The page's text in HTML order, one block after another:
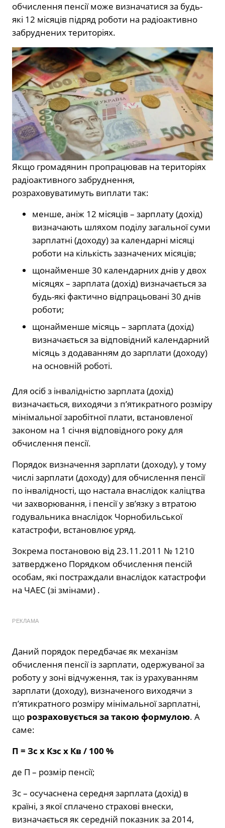
обчислення пенсії може визначатися за будь-
які 12 місяців підряд роботи на радіоактивно
забруднених територіях.
Якщо громадянин пропрацював на територіях
радіоактивного забруднення,
розраховуватимуть виплати так:
менше, аніж 12 місяців – зарплату (дохід)
визначають шляхом поділу загальної суми
зарплатні (доходу) за календарні місяці
роботи на кількість зазначених місяців;
щонайменше 30 календарних днів у двох
місяцях – зарплата (дохід) визначається за
будь-які фактично відпрацьовані 30 днів
роботи;
щонайменше місяць – зарплата (дохід)
визначається за відповідний календарний
місяць з додаванням до зарплати (доходу)
на основній роботі.
Для осіб з інвалідністю зарплата (дохід)
визначається, виходячи з п’ятикратного розміру
мінімальної заробітної плати, встановленої
законом на 1 січня відповідного року для
обчислення пенсії.
Порядок визначення зарплати (доходу), у тому
числі зарплати (доходу) для обчислення пенсії
по інвалідності, що настала внаслідок каліцтва
чи захворювання, і пенсії у зв’язку з втратою
годувальника внаслідок Чорнобильської
катастрофи, встановлює уряд.
Зокрема постановою від 23.11.2011 № 1210
затверджено Порядком обчислення пенсій
особам, які постраждали внаслідок катастрофи
на ЧАЕС (зі змінами) .
РЕКЛАМА
Даний порядок передбачає як механізм
обчислення пенсії із зарплати, одержуваної за
роботу у зоні відчуження, так із урахуванням
зарплати (доходу), визначеного виходячи з
п’ятикратного розміру мінімальної зарплатні,
що розраховується за такою формулою. А
саме:
П = Зс х Кзс х Кв / 100 %
де П – розмір пенсії;
Зс – осучаснена середня зарплата (дохід) в
країні, з якої сплачено страхові внески,
визначається як середній показник за 2014,